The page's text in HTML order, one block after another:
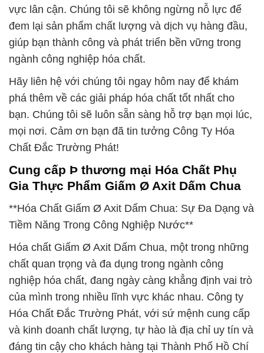
vực lân cận. Chúng tôi sẽ không ngừng nỗ lực để
đem lại sản phẩm chất lượng và dịch vụ hàng đầu,
giúp bạn thành công và phát triển bền vững trong
ngành công nghiệp hóa chất.
Hãy liên hệ với chúng tôi ngay hôm nay để khám
phá thêm về các giải pháp hóa chất tốt nhất cho
bạn. Chúng tôi sẽ luôn sẵn sàng hỗ trợ bạn mọi lúc,
mọi nơi. Cảm ơn bạn đã tin tưởng Công Ty Hóa
Chất Đắc Trường Phát!
Cung cấp Þ thương mại Hóa Chất Phụ
Gia Thực Phẩm Giấm Ø Axit Dấm Chua
**Hóa Chất Giấm Ø Axit Dấm Chua: Sự Đa Dạng và
Tiềm Năng Trong Công Nghiệp Nước**
Hóa chất Giấm Ø Axit Dấm Chua, một trong những
chất quan trọng và đa dụng trong ngành công
nghiệp hóa chất, đang ngày càng khẳng định vai trò
của mình trong nhiều lĩnh vực khác nhau. Công ty
Hóa Chất Đắc Trường Phát, với sứ mệnh cung cấp
và kinh doanh chất lượng, tự hào là địa chỉ uy tín và
đáng tin cậy cho khách hàng tại Thành Phố Hồ Chí